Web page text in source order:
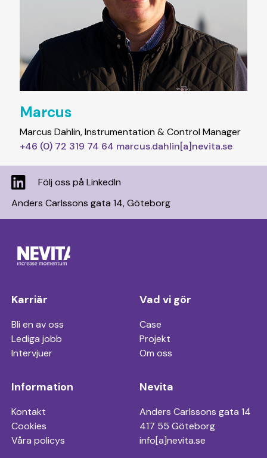
Marcus
Marcus Dahlin, Instrumentation & Control Manager
+46 (0) 72 319 74 64 marcus.dahlin[a]nevita.se
Följ oss på LinkedIn
Anders Carlssons gata 14, Göteborg
Karriär
Bli en av oss
Lediga jobb
Intervjuer
Vad vi gör
Case
Projekt
Om oss
Information
Kontakt
Cookies
Våra policys
Nevita
Anders Carlssons gata 14
417 55 Göteborg
info[a]nevita.se